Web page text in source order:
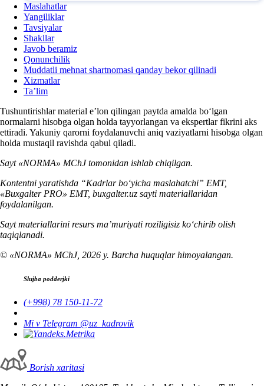
Maslahatlar
Yangiliklar
Tavsiyalar
Shakllar
Javob beramiz
Qonunchilik
Muddatli mehnat shartnomasi qanday bekor qilinadi
Xizmatlar
Ta’lim
Tushuntirishlar material e’lon qilingan paytda amalda boʻlgan
normalarni hisobga olgan holda tayyorlangan va ekspertlar fikrini aks
ettiradi. Yakuniy qarorni foydalanuvchi aniq vaziyatlarni hisobga olgan
holda mustaqil ravishda qabul qiladi.
Sayt «NORMA» MChJ tomonidan ishlab chiqilgan.
Kontentni yaratishda “Kadrlar boʻyicha maslahatchi” EMT,
«Buxgalter PRO» EMT, buxgalter.uz sayti materiallaridan
foydalanilgan.
Sayt materiallarini resurs ma’muriyati roziligisiz koʻchirib olish
taqiqlanadi.
© «NORMA» MChJ, 2026 y. Barcha huquqlar himoyalangan.
Slujba podderjki
(+998) 78 150-11-72
Mi v Telegram @uz_kadrovik
Borish хaritasi